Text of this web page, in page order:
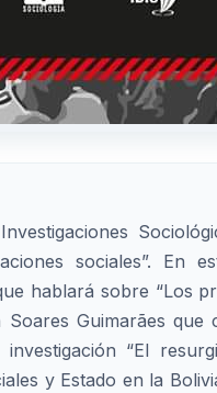
sociales”. En
hablará sobre “Los
Guimarães
“El
y Estado en la